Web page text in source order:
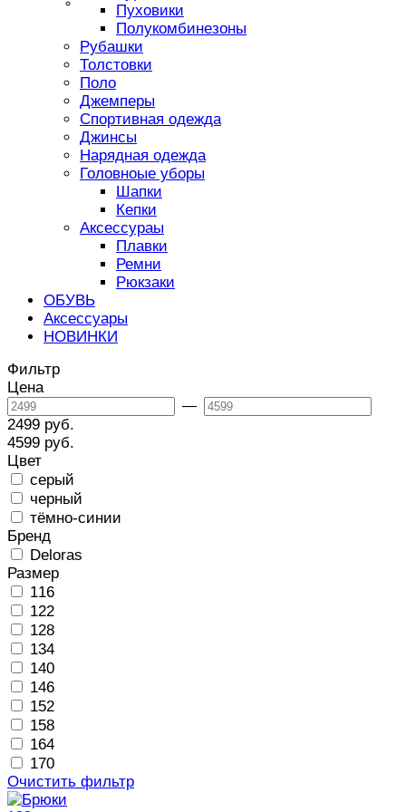
Пуховики
Полукомбинезоны
Рубашки
Толстовки
Поло
Джемперы
Спортивная одежда
Джинсы
Нарядная одежда
Головноые уборы
Шапки
Кепки
Аксессураы
Плавки
Ремни
Рюкзаки
ОБУВЬ
Аксессуары
НОВИНКИ
Фильтр
Цена
—
2499 руб.
4599 руб.
Цвет
серый
черный
тёмно-синии
Бренд
Deloras
Размер
116
122
128
134
140
146
152
158
164
170
Очистить фильтр